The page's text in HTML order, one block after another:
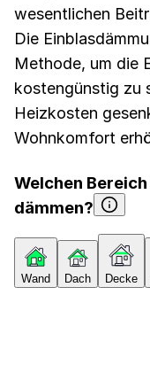
wesentlichen
Die
Methode, um die
kostengünstig zu
Heizkosten
Wohnkomfort
Welchen
dämmen?
Wand Dach Decke